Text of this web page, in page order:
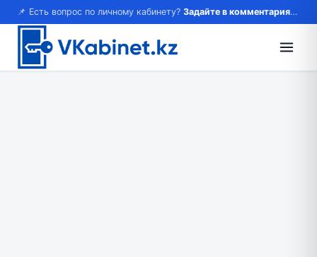
📌 Есть вопрос по личному кабинету? Задайте в комментариях — ответим!